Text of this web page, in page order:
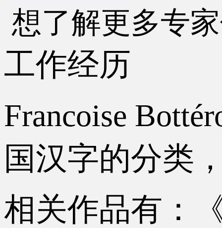
想了解更多专
工作经历
Francoise
国汉字的分类
相关作品有：